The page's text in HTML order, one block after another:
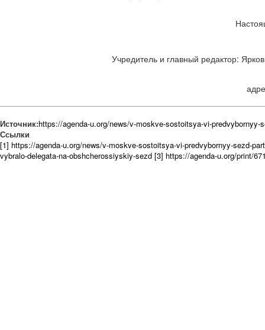
Учредитель и главный редактор:
Источник:https://agenda-u.org/news/v-moskve-sostoitsya-vi-predvybornyy-
Ссылки
[1] https://agenda-u.org/news/v-moskve-sostoitsya-vi-predvybornyy-sezd-
vybralo-delegata-na-obshcherossiyskiy-sezd [3] https://agenda-u.org/print/